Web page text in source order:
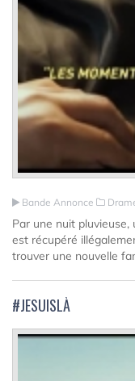
Bande Annonce
Par une nuit
est récupéré
trouver une nouvelle
#JESUISLÀ